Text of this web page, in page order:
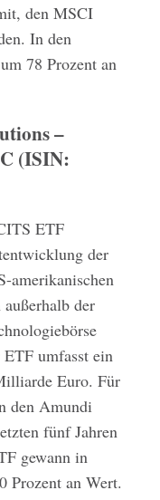
den MSCI
In den
78 Prozent an
–
(ISIN:
ETF
der
amerikanischen
der
umfasst ein
Euro. Für
den Amundi
fünf Jahren
gewann in
Prozent an Wert.